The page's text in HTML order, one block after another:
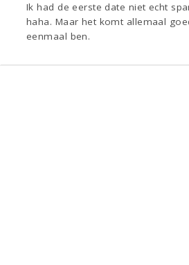
Ik had de eerste date niet echt
haha. Maar het komt allemaal
eenmaal ben.